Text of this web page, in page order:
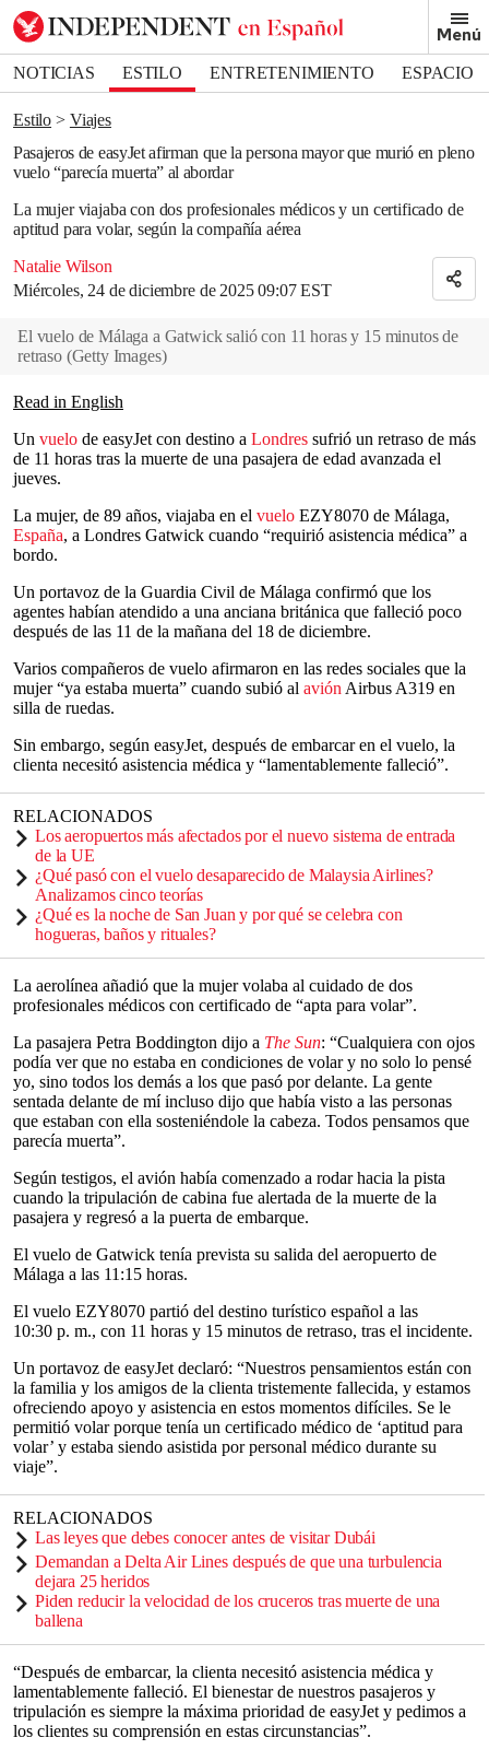
Menú
NOTICIAS ESTILO ENTRETENIMIENTO
ESPACIO
DEPORTES
Estilo
Viajes
Pasajeros de easyJet afirman que la persona mayor que murió en pleno
vuelo “parecía muerta” al abordar
La mujer viajaba con dos profesionales médicos y un certificado de
aptitud para volar, según la compañía aérea
Natalie Wilson
Miércoles, 24 de diciembre de 2025 09:07 EST
Bookmark popover
Removed from bookmarks
Close popover
El vuelo de Málaga a Gatwick salió con 11 horas y 15 minutos de
retraso (Getty Images)
Read in English
Un vuelo de easyJet con destino a Londres sufrió un retraso de más
de 11 horas tras la muerte de una pasajera de edad avanzada el
jueves.
La mujer, de 89 años, viajaba en el vuelo EZY8070 de Málaga,
España, a Londres Gatwick cuando “requirió asistencia médica” a
bordo.
Un portavoz de la Guardia Civil de Málaga confirmó que los
agentes habían atendido a una anciana británica que falleció poco
después de las 11 de la mañana del 18 de diciembre.
Varios compañeros de vuelo afirmaron en las redes sociales que la
mujer “ya estaba muerta” cuando subió al avión Airbus A319 en
silla de ruedas.
Sin embargo, según easyJet, después de embarcar en el vuelo, la
clienta necesitó asistencia médica y “lamentablemente falleció”.
RELACIONADOS
Los aeropuertos más afectados por el nuevo sistema de entrada
de la UE
¿Qué pasó con el vuelo desaparecido de Malaysia Airlines?
Analizamos cinco teorías
¿Qué es la noche de San Juan y por qué se celebra con
hogueras, baños y rituales?
La aerolínea añadió que la mujer volaba al cuidado de dos
profesionales médicos con certificado de “apta para volar”.
La pasajera Petra Boddington dijo a The Sun: “Cualquiera con ojos
podía ver que no estaba en condiciones de volar y no solo lo pensé
yo, sino todos los demás a los que pasó por delante. La gente
sentada delante de mí incluso dijo que había visto a las personas
que estaban con ella sosteniéndole la cabeza. Todos pensamos que
parecía muerta”.
Según testigos, el avión había comenzado a rodar hacia la pista
cuando la tripulación de cabina fue alertada de la muerte de la
pasajera y regresó a la puerta de embarque.
El vuelo de Gatwick tenía prevista su salida del aeropuerto de
Málaga a las 11:15 horas.
El vuelo EZY8070 partió del destino turístico español a las
10:30 p. m., con 11 horas y 15 minutos de retraso, tras el incidente.
Un portavoz de easyJet declaró: “Nuestros pensamientos están con
la familia y los amigos de la clienta tristemente fallecida, y estamos
ofreciendo apoyo y asistencia en estos momentos difíciles. Se le
permitió volar porque tenía un certificado médico de ‘aptitud para
volar’ y estaba siendo asistida por personal médico durante su
viaje”.
RELACIONADOS
Las leyes que debes conocer antes de visitar Dubái
Demandan a Delta Air Lines después de que una turbulencia
dejara 25 heridos
Piden reducir la velocidad de los cruceros tras muerte de una
ballena
“Después de embarcar, la clienta necesitó asistencia médica y
lamentablemente falleció. El bienestar de nuestros pasajeros y
tripulación es siempre la máxima prioridad de easyJet y pedimos a
los clientes su comprensión en estas circunstancias”.